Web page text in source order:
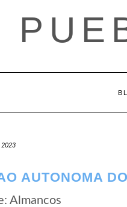
2023
AUTONOMA
Almancos